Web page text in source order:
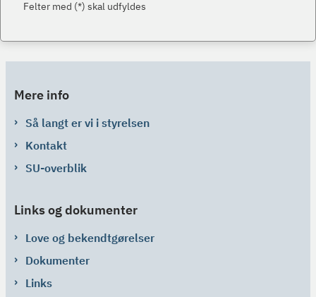
Felter med (*) skal udfyldes
Mere info
Så langt er vi i styrelsen
Kontakt
SU-overblik
Links og dokumenter
Love og bekendtgørelser
Dokumenter
Links